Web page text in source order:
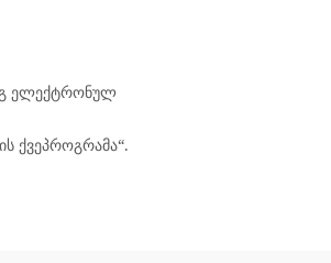
ელექტრონულ
ქვეპროგრამა“.